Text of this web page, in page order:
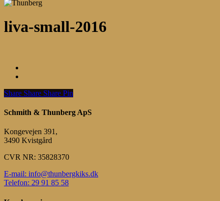
liva-small-2016
Share
Share Share Share Pin
Schmith & Thunberg ApS
Kongevejen 391,
3490 Kvistgård
CVR NR: 35828370
E-mail: info@thunbergkiks.dk
Telefon: 29 91 85 58